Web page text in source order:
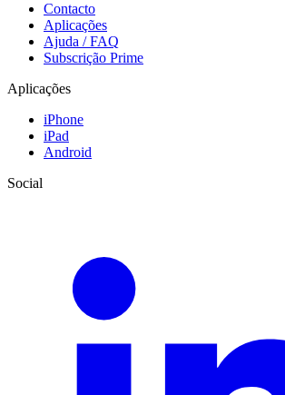
Contacto
Aplicações
Ajuda / FAQ
Subscrição Prime
Aplicações
iPhone
iPad
Android
Social